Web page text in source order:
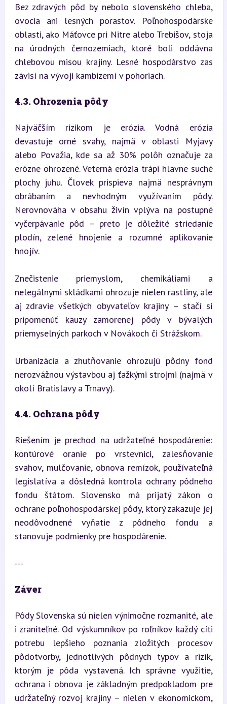
Bez zdravých pôd by nebolo slovenského chleba,
ovocia ani lesných porastov. Poľnohospodárske
oblasti, ako Máťovce pri Nitre alebo Trebišov, stoja
na úrodných černozemiach, ktoré boli oddávna
chlebovou misou krajiny. Lesné hospodárstvo zas
závisí na vývoji kambizemí v pohoriach.
4.3. Ohrozenia pôdy
Najväčším rizikom je erózia. Vodná erózia
devastuje orné svahy, najmä v oblasti Myjavy
alebo Považia, kde sa až 30% polôh označuje za
erózne ohrozené. Veterná erózia trápi hlavne suché
plochy juhu. Človek prispieva najmä nesprávnym
obrábaním a nevhodným využívaním pôdy.
Nerovnováha v obsahu živín vplýva na postupné
vyčerpávanie pôd – preto je dôležité striedanie
plodín, zelené hnojenie a rozumné aplikovanie
hnojív.
Znečistenie priemyslom, chemikáliami a
nelegálnymi skládkami ohrozuje nielen rastliny, ale
aj zdravie všetkých obyvateľov krajiny – stačí si
pripomenúť kauzy zamorenej pôdy v bývalých
priemyselných parkoch v Novákoch či Strážskom.
Urbanizácia a zhutňovanie ohrozujú pôdny fond
nerozvážnou výstavbou aj ťažkými strojmi (najmä v
okolí Bratislavy a Trnavy).
4.4. Ochrana pôdy
Riešením je prechod na udržateľné hospodárenie:
kontúrové oranie po vrstevnici, zalesňovanie
svahov, mulčovanie, obnova remízok, používateľná
legislatíva a dôsledná kontrola ochrany pôdneho
fondu štátom. Slovensko má prijatý zákon o
ochrane poľnohospodárskej pôdy, ktorý zakazuje jej
neodôvodnené vyňatie z pôdneho fondu a
stanovuje podmienky pre hospodárenie.
---
Záver
Pôdy Slovenska sú nielen výnimočne rozmanité, ale
i zraniteľné. Od výskumníkov po roľníkov každý cíti
potrebu lepšieho poznania zložitých procesov
pôdotvorby, jednotlivých pôdnych typov a rizík,
ktorým je pôda vystavená. Ich správne využitie,
ochrana i obnova je základným predpokladom pre
udržateľný rozvoj krajiny – nielen v ekonomickom,